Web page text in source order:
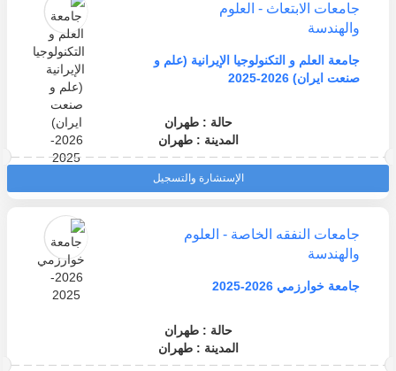
جامعات الابتعاث - العلوم
والهندسة
جامعة العلم و التكنولوجيا الإيرانية (علم و
صنعت ايران) 2026-2025
حالة : طهران
المدينة : طهران
الإستشارة والتسجيل
جامعات النفقه الخاصة - العلوم
والهندسة
جامعة خوارزمي 2026-2025
حالة : طهران
المدينة : طهران